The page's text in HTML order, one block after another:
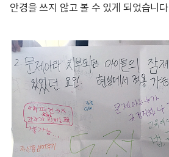
안경을 쓰지 않고 볼 수 있게 되었습니다.